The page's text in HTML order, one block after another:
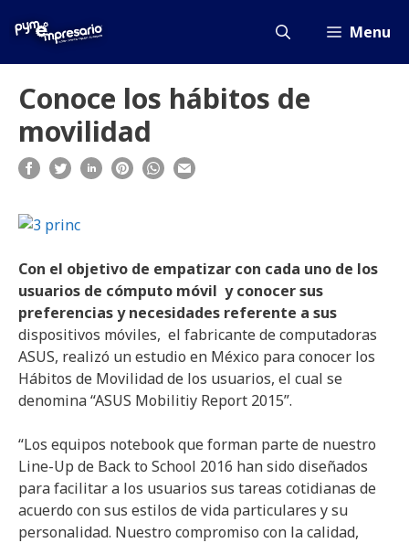
Menu
Conoce los hábitos de
movilidad
Con el objetivo de empatizar con cada uno de los
usuarios de cómputo móvil y conocer sus
preferencias y necesidades referente a sus
dispositivos móviles, el fabricante de computadoras
ASUS, realizó un estudio en México para conocer los
Hábitos de Movilidad de los usuarios, el cual se
denomina “ASUS Mobilitiy Report 2015”.
“Los equipos notebook que forman parte de nuestro
Line-Up de Back to School 2016 han sido diseñados
para facilitar a los usuarios sus tareas cotidianas de
acuerdo con sus estilos de vida particulares y su
personalidad. Nuestro compromiso con la calidad,